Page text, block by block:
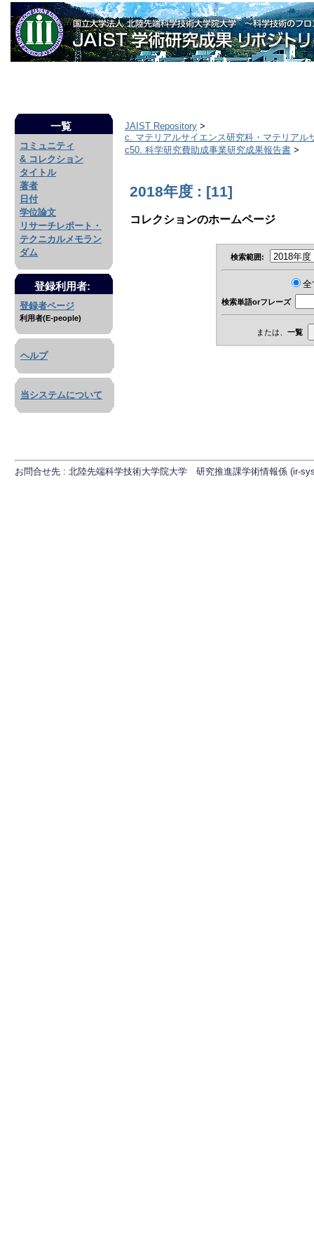
一覧
コミュニティ
& コレクション
タイトル
著者
日付
学位論文
リサーチレポート・
テクニカルメモラン
ダム
登録利用者:
登録者ページ
利用者(E-people)
ヘルプ
当システムについて
JAIST Repository >
c. マテリアルサイエンス研究科・マテリアル
c50. 科学研究費助成事業研究成果報告書 >
2018年度 : [11]
コレクションのホームページ
検索範囲:
検索単語orフレーズ
または、 一覧
お問合せ先 : 北陸先端科学技術大学院大学 研究推進課学術情報係 (ir-